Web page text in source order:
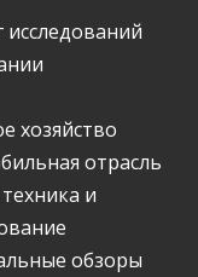
исследований
хозяйство
отрасль
и
обзоры